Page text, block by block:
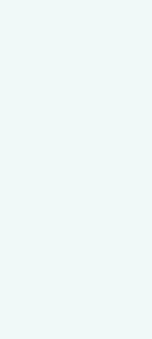
in-richtung-
online.de/heim-
taskforce-ein.html
mit-Pentagon-
prüfen
der
100.html
rheinland-pfalz-
Trends
Social Media
100.html
werden
um-
spielt
fuehrt-
discord-
has-ties-to-
kleines
ist